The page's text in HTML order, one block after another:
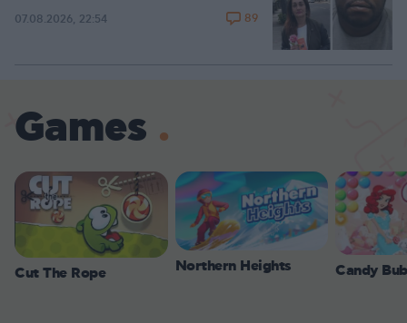
07.08.2026, 22:54 89
Games
Cut The Rope Northern Heights Candy